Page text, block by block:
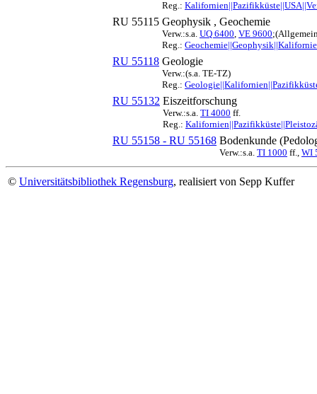
Reg.:
RU 55115 Geophysik , Geochemie
Verw.:s.a. UQ 6400, VE 9600
Reg.:
RU 55118 Geologie
Verw.:(s.a. TE-TZ)
Reg.:
RU 55132 Eiszeitforschung
Verw.:s.a. TI 4000 ff.
Reg.:
RU 55158 - RU 55168 Bodenkunde
Verw.:s.a. TI 1000 ff., WI
© Universitätsbibliothek Regensburg, realisiert von Sepp Kuffer